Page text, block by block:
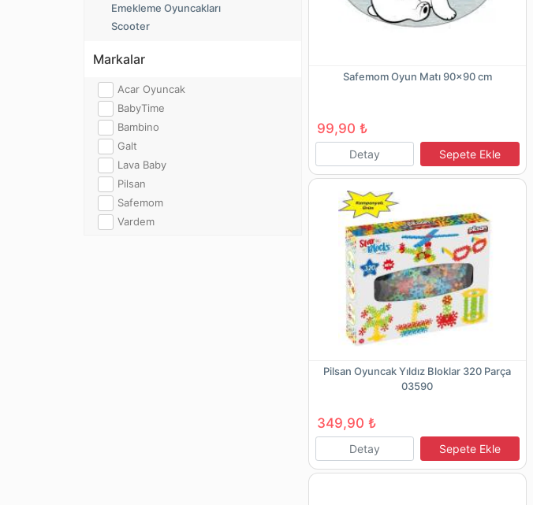
Emekleme Oyuncakları
Scooter
Markalar
Acar Oyuncak
BabyTime
Bambino
Galt
Lava Baby
Pilsan
Safemom
Vardem
Safemom Oyun Matı 90x90 cm
99,90 ₺
Detay Sepete Ekle
Pilsan Oyuncak Yıldız Bloklar 320 Parça
03590
349,90 ₺
Detay Sepete Ekle